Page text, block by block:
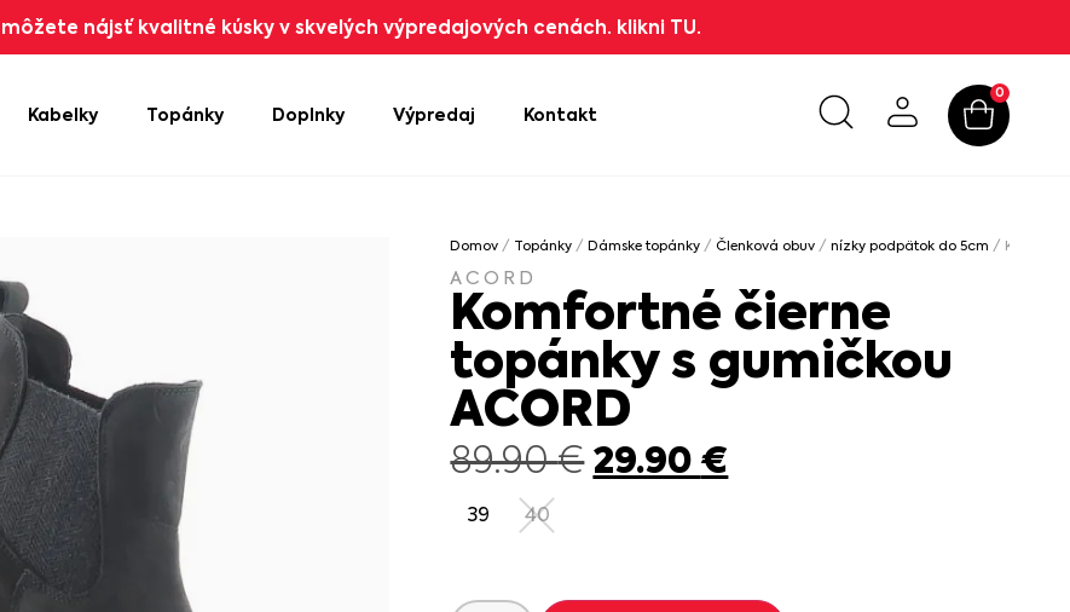
môžete nájsť kvalitné kúsky v skvelých výpredajových cenách. klikni TU.
Kabelky Topánky Doplnky Výpredaj Kontakt
0
Domov / Topánky /Dámske topánky / Členková obuv /nízky podpätok do 5cm /
ACORD
Komfortné čierne
topánky s gumičkou
ACORD
89.90€29.90€
39 40